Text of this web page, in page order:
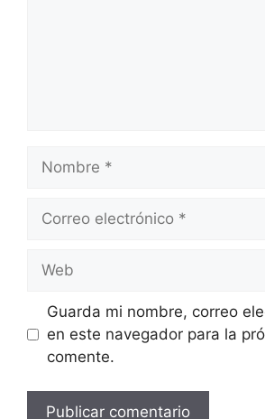
electrónico
Guarda mi nombre, correo
en este navegador para la
comente.